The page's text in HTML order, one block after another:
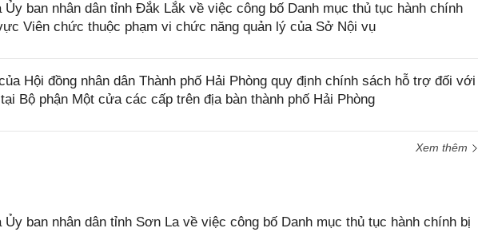
ban nhân dân tỉnh Đắk Lắk về việc công bố Danh mục thủ tục hành chính
Viên chức thuộc phạm vi chức năng quản lý của Sở Nội vụ
Hội đồng nhân dân Thành phố Hải Phòng quy định chính sách hỗ trợ đối với
Bộ phận Một cửa các cấp trên địa bàn thành phố Hải Phòng
Xem thêm
ban nhân dân tỉnh Sơn La về việc công bố Danh mục thủ tục hành chính bị